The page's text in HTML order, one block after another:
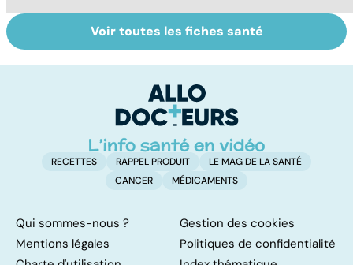
d'ovocytes,
Sexualité,
infertilité et
étroits
Voir toutes les fiches santé
RECETTES RAPPEL PRODUIT
LE MAG DE LA SANTÉ
CANCER
MÉDICAMENTS
Qui sommes-nous ?
Gestion des cookies
Mentions légales
Politiques de confidentialité